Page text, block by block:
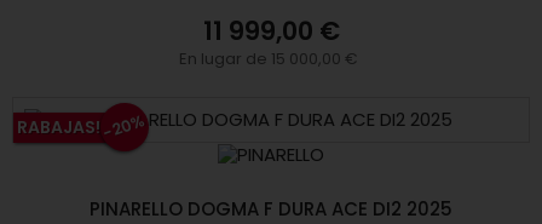
11 999,00 €
En lugar de 15 000,00 €
RABAJAS!-20%
PINARELLO DOGMA F DURA ACE DI2 2025